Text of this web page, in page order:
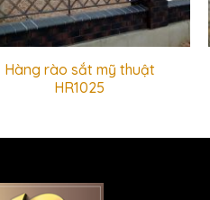
Hàng rào sắt mỹ thuật
HR1025